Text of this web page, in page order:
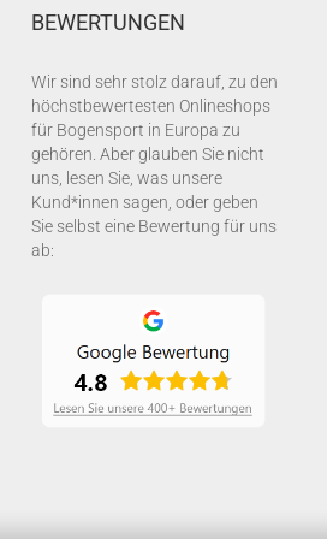
BEWERTUNGEN
Wir sind sehr stolz darauf, zu den
höchstbewertesten Onlineshops
für Bogensport in Europa zu
gehören. Aber glauben Sie nicht
uns, lesen Sie, was unsere
Kund*innen sagen, oder geben
Sie selbst eine Bewertung für uns
ab: